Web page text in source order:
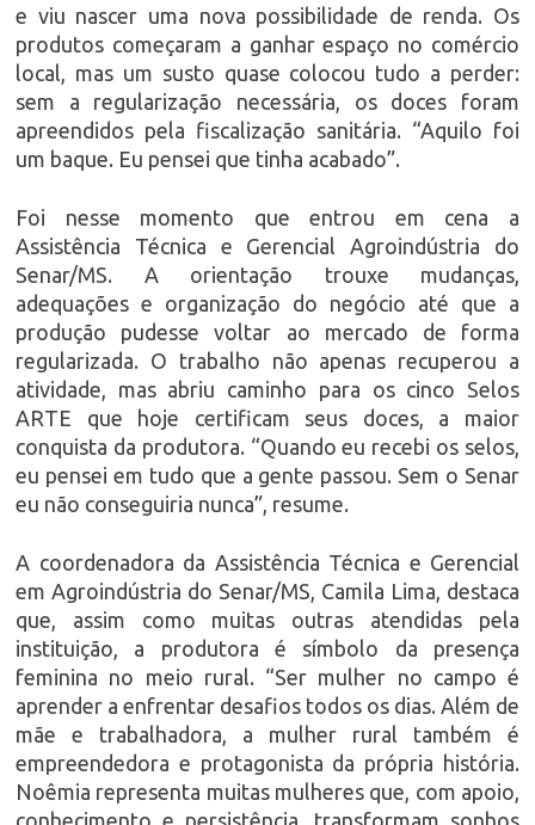
e viu nascer uma nova possibilidade de renda. Os
produtos começaram a ganhar espaço no comércio
local, mas um susto quase colocou tudo a perder:
sem a regularização necessária, os doces foram
apreendidos pela fiscalização sanitária. “Aquilo foi
um baque. Eu pensei que tinha acabado”.
Foi nesse momento que entrou em cena a
Assistência Técnica e Gerencial Agroindústria do
Senar/MS. A orientação trouxe mudanças,
adequações e organização do negócio até que a
produção pudesse voltar ao mercado de forma
regularizada. O trabalho não apenas recuperou a
atividade, mas abriu caminho para os cinco Selos
ARTE que hoje certificam seus doces, a maior
conquista da produtora. “Quando eu recebi os selos,
eu pensei em tudo que a gente passou. Sem o Senar
eu não conseguiria nunca”, resume.
A coordenadora da Assistência Técnica e Gerencial
em Agroindústria do Senar/MS, Camila Lima, destaca
que, assim como muitas outras atendidas pela
instituição, a produtora é símbolo da presença
feminina no meio rural. “Ser mulher no campo é
aprender a enfrentar desafios todos os dias. Além de
mãe e trabalhadora, a mulher rural também é
empreendedora e protagonista da própria história.
Noêmia representa muitas mulheres que, com apoio,
conhecimento e persistência, transformam sonhos